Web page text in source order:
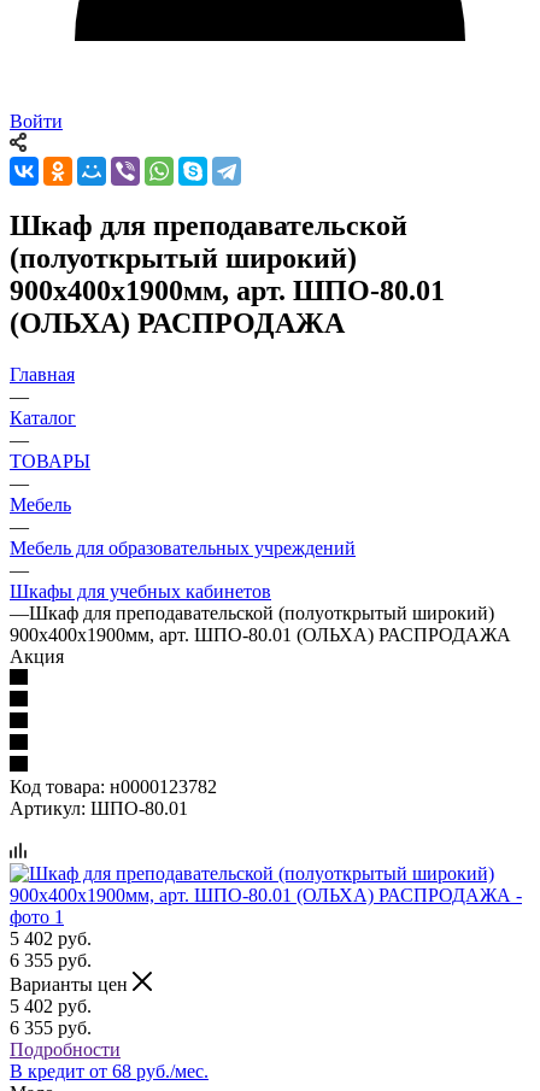
Войти
Шкаф для преподавательской
(полуоткрытый широкий)
900х400х1900мм, арт. ШПО-80.01
(ОЛЬХА) РАСПРОДАЖА
Главная
—
Каталог
—
ТОВАРЫ
—
Мебель
—
Мебель для образовательных учреждений
—
Шкафы для учебных кабинетов
—Шкаф для преподавательской (полуоткрытый широкий)
900х400х1900мм, арт. ШПО-80.01 (ОЛЬХА) РАСПРОДАЖА
Акция
Код товара: н0000123782
Артикул: ШПО-80.01
5 402 руб.
6 355 руб.
Варианты цен
5 402 руб.
6 355 руб.
Подробности
В кредит от 68 руб./мес.